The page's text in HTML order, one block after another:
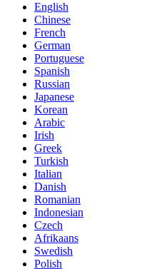
English
Chinese
French
German
Portuguese
Spanish
Russian
Japanese
Korean
Arabic
Irish
Greek
Turkish
Italian
Danish
Romanian
Indonesian
Czech
Afrikaans
Swedish
Polish